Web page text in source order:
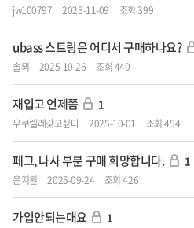
jw100797 2025-11-09 조회 399
ubass 스트링은 어디서 구매하나요?
솔뫼 2025-10-26 조회 440
재입고 언제쯤 1
우쿠렐레갖고싶다 2025-10-01 조회 454
페그, 나사 부분 구매 희망합니다. 1
은지원 2025-09-24 조회 426
가입안되는대요 1